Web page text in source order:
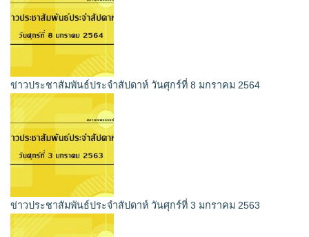
ข่าวประชาสัมพันธ์ประจำสัปดาห์ วันศุกร์ที่ 8 มกราคม 2564
ข่าวประชาสัมพันธ์ประจำสัปดาห์ วันศุกร์ที่ 3 มกราคม 2563